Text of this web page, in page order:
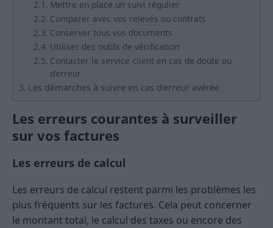
Mettre en place un suivi régulier
Comparer avec vos relevés ou contrats
Conserver tous vos documents
Utiliser des outils de vérification
Contacter le service client en cas de doute ou
d’erreur
Les démarches à suivre en cas d’erreur avérée
Les erreurs courantes à surveiller
sur vos factures
Les erreurs de calcul
Les erreurs de calcul restent parmi les problèmes les
plus fréquents sur les factures. Cela peut concerner
le montant total, le calcul des taxes ou encore des